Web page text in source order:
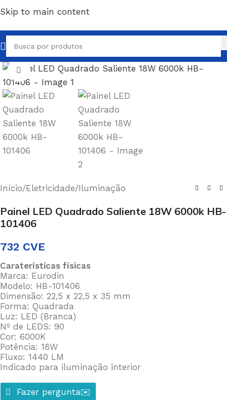
Skip to main content
Clique para ampliar
Início/Eletricidade/Iluminação
Painel LED Quadrado Saliente 18W 6000k HB-
101406
732 CVE
Caraterísticas físicas
Marca: Eurodin
Modelo: HB-101406
Dimensão: 22,5 x 22,5 x 35 mm
Forma: Quadrada
Luz: LED (Branca)
Nº de LEDS: 90
Cor: 6000K
Potência: 18W
Fluxo: 1440 LM
Indicado para iluminação interior
Fazer pergunta✉️